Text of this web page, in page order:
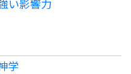
学
い影響力